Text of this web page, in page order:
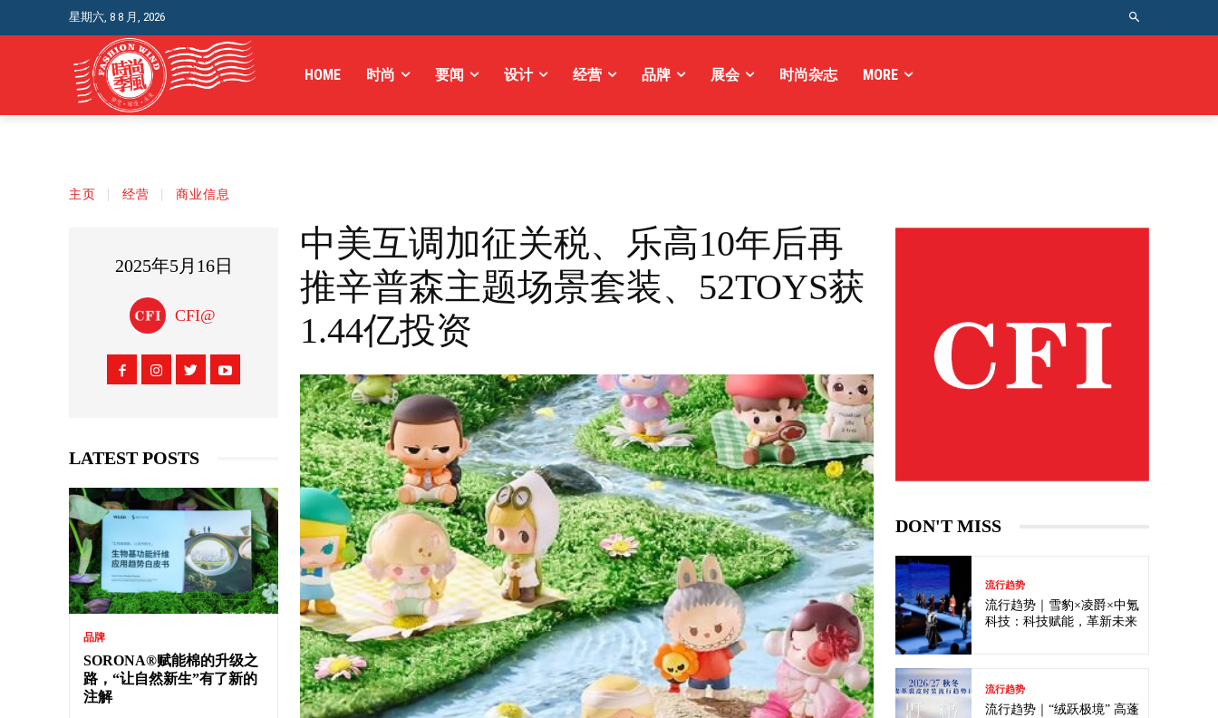
星期六, 8 8 月, 2026
HOME 时尚 要闻 设计 经营 品牌 展会 时尚杂志 MORE
主页 经营 商业信息
2025年5月16日
CFI@
LATEST POSTS
品牌
SORONA®赋能棉的升级之
路，“让自然新生”有了新的
注解
中美互调加征关税、乐高10年后再
推辛普森主题场景套装、52TOYS获
1.44亿投资
DON'T MISS
流行趋势
流行趋势｜雪豹×凌爵×中氪
科技：科技赋能，革新未来
流行趋势
流行趋势｜“绒跃极境” 高蓬